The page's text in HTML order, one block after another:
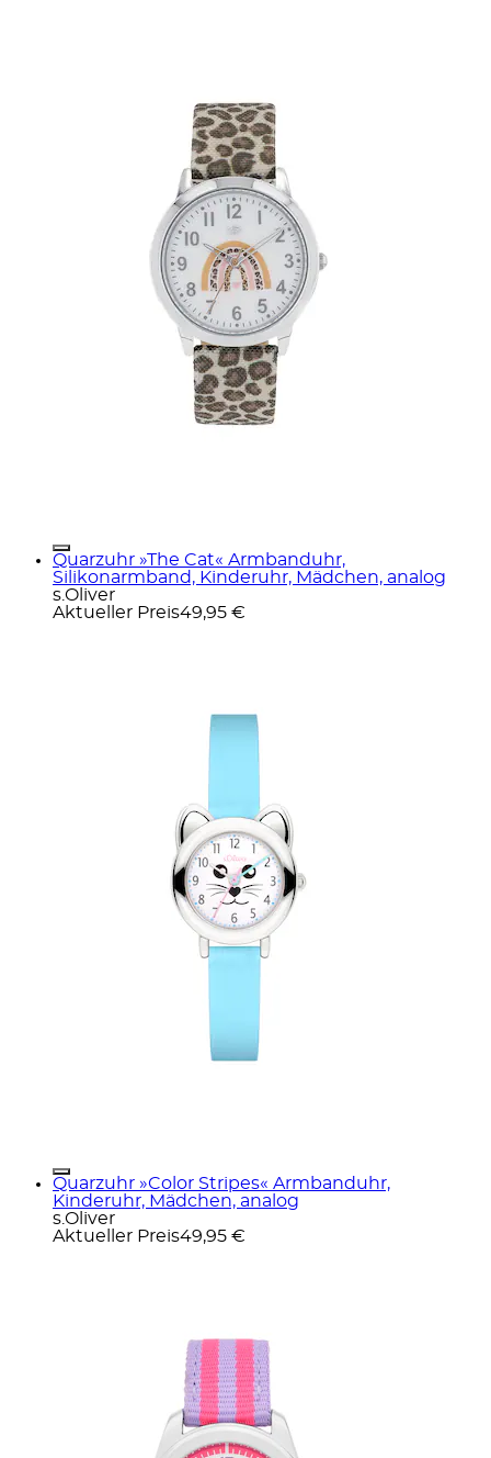
Quarzuhr »The Cat« Armbanduhr,
Silikonarmband, Kinderuhr, Mädchen, analog
s.Oliver
Aktueller Preis49,95 €
Quarzuhr »Color Stripes« Armbanduhr,
Kinderuhr, Mädchen, analog
s.Oliver
Aktueller Preis49,95 €